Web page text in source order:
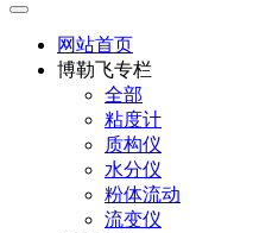
网站首页
博勒飞专栏
全部
粘度计
质构仪
水分仪
粉体流动
流变仪